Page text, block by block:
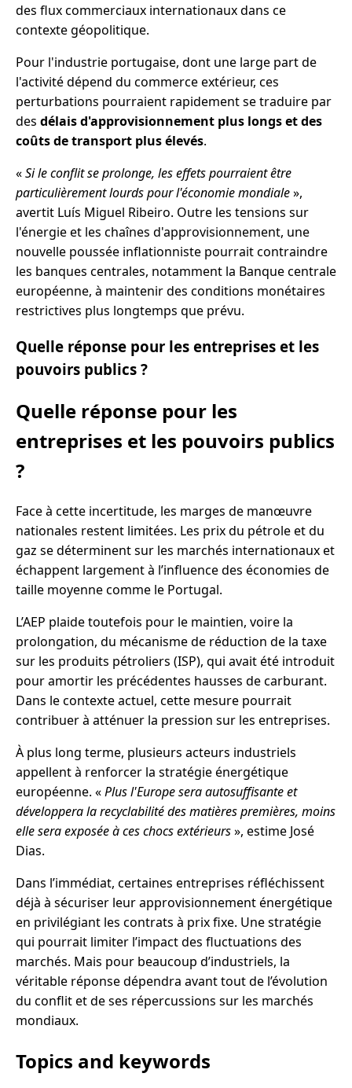
des flux commerciaux internationaux dans ce
contexte géopolitique.
Pour l'industrie portugaise, dont une large part de
l'activité dépend du commerce extérieur, ces
perturbations pourraient rapidement se traduire par
des délais d'approvisionnement plus longs et des
coûts de transport plus élevés.
«Si le conflit se prolonge, les effets pourraient être
particulièrement lourds pour l'économie mondiale»,
avertit Luís Miguel Ribeiro. Outre les tensions sur
l'énergie et les chaînes d'approvisionnement, une
nouvelle poussée inflationniste pourrait contraindre
les banques centrales, notamment la Banque centrale
européenne, à maintenir des conditions monétaires
restrictives plus longtemps que prévu.
Quelle réponse pour les entreprises et les
pouvoirs publics ?
Quelle réponse pour les
entreprises et les pouvoirs publics
?
Face à cette incertitude, les marges de manœuvre
nationales restent limitées. Les prix du pétrole et du
gaz se déterminent sur les marchés internationaux et
échappent largement à l’influence des économies de
taille moyenne comme le Portugal.
L’AEP plaide toutefois pour le maintien, voire la
prolongation, du mécanisme de réduction de la taxe
sur les produits pétroliers (ISP), qui avait été introduit
pour amortir les précédentes hausses de carburant.
Dans le contexte actuel, cette mesure pourrait
contribuer à atténuer la pression sur les entreprises.
À plus long terme, plusieurs acteurs industriels
appellent à renforcer la stratégie énergétique
européenne. «Plus l'Europe sera autosuffisante et
développera la recyclabilité des matières premières, moins
elle sera exposée à ces chocs extérieurs», estime José
Dias.
Dans l’immédiat, certaines entreprises réfléchissent
déjà à sécuriser leur approvisionnement énergétique
en privilégiant les contrats à prix fixe. Une stratégie
qui pourrait limiter l’impact des fluctuations des
marchés. Mais pour beaucoup d’industriels, la
véritable réponse dépendra avant tout de l’évolution
du conflit et de ses répercussions sur les marchés
mondiaux.
Topics and keywords